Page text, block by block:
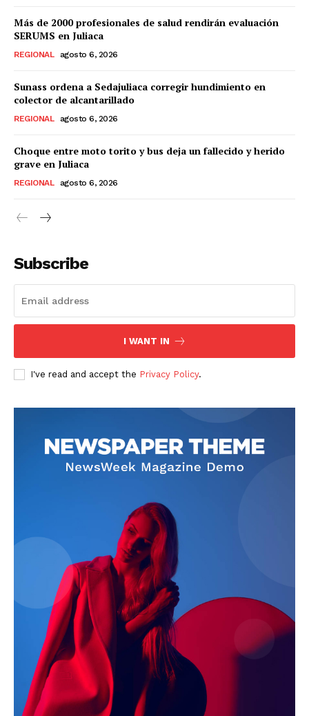
SUSCRIBETE
Nosotros
Más de 2000 profesionales de salud rendirán evaluación
SERUMS en Juliaca
REGIONAL agosto 6, 2026
Sunass ordena a Sedajuliaca corregir hundimiento en
colector de alcantarillado
REGIONAL agosto 6, 2026
Choque entre moto torito y bus deja un fallecido y herido
grave en Juliaca
REGIONAL agosto 6, 2026
Subscribe
I WANT IN
I've read and accept the Privacy Policy.